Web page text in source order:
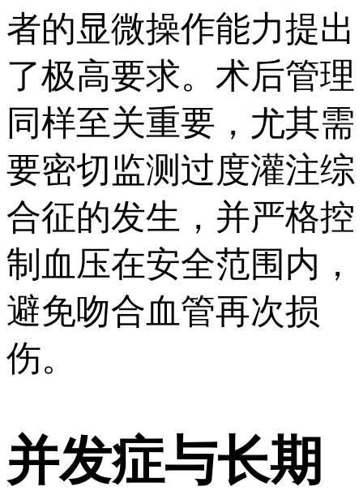
者的显微操作能力提出
了极高要求。术后管理
同样至关重要，尤其需
要密切监测过度灌注综
合征的发生，并严格控
制血压在安全范围内，
避免吻合血管再次损
伤。
并发症与长期